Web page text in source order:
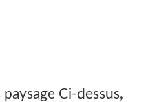
Ci-dessus,